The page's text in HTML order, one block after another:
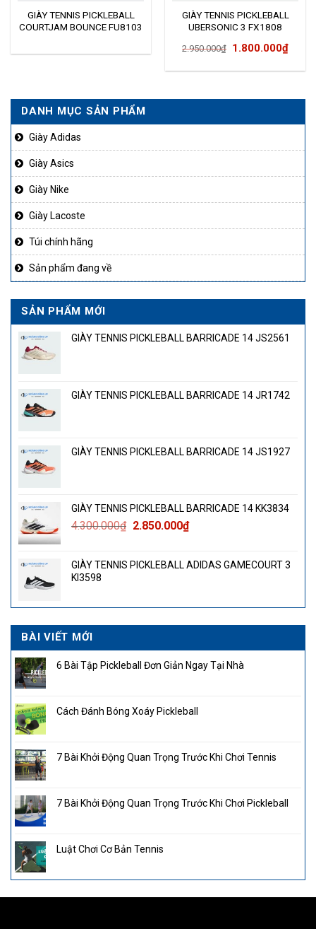
DANH MỤC SẢN PHẨM
Giày Adidas
Giày Asics
Giày Nike
Giày Lacoste
Túi chính hãng
Sản phẩm đang về
SẢN PHẨM MỚI
GIÀY TENNIS PICKLEBALL BARRICADE 14 JS2561
GIÀY TENNIS PICKLEBALL BARRICADE 14 JR1742
GIÀY TENNIS PICKLEBALL BARRICADE 14 JS1927
GIÀY TENNIS PICKLEBALL BARRICADE 14 KK3834
4.300.000₫ Giá
4.300.000₫.
2.850.000₫Giá
là:
GIÀY TENNIS PICKLEBALL ADIDAS GAMECOURT 3
KI3598
BÀI VIẾT MỚI
6 Bài Tập Pickleball Đơn Giản Ngay Tại Nhà
Cách Đánh Bóng Xoáy Pickleball
7 Bài Khởi Động Quan Trọng Trước Khi Chơi Tennis
7 Bài Khởi Động Quan Trọng Trước Khi Chơi Pickleball
Luật Chơi Cơ Bản Tennis
GIÀY TENNIS PICKLEBALL
COURTJAM BOUNCE FU8103
GIÀY TENNIS PICKLEBALL
UBERSONIC 3 FX1808
2.950.000₫ Giá
2.950.000₫.
1.800.000₫Giá
là: